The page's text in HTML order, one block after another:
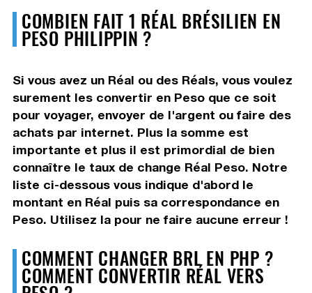
COMBIEN FAIT 1 RÉAL BRÉSILIEN EN
PESO PHILIPPIN ?
Si vous avez un Réal ou des Réals, vous voulez
surement les convertir en Peso que ce soit
pour voyager, envoyer de l'argent ou faire des
achats par internet. Plus la somme est
importante et plus il est primordial de bien
connaître le taux de change Réal Peso. Notre
liste ci-dessous vous indique d'abord le
montant en Réal puis sa correspondance en
Peso. Utilisez la pour ne faire aucune erreur !
COMMENT CHANGER BRL EN PHP ?
COMMENT CONVERTIR RÉAL VERS